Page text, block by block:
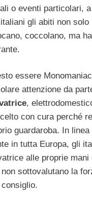
o eventi particolari, a
gli abiti non solo
coccolano, ma
essere
attenzione da
,
con cura perché
guardaroba. In linea
in tutta Europa, gli
alle proprie mani
sottovalutano la